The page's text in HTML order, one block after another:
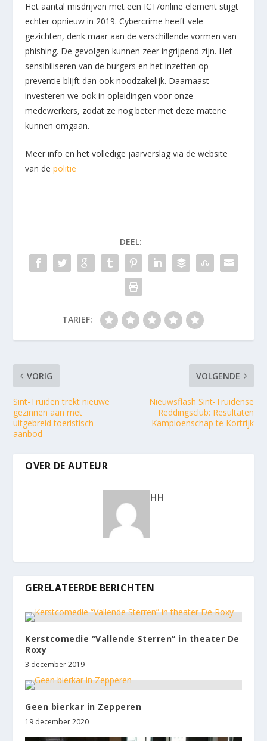
Het aantal misdrijven met een ICT/online element stijgt
echter opnieuw in 2019. Cybercrime heeft vele
gezichten, denk maar aan de verschillende vormen van
phishing. De gevolgen kunnen zeer ingrijpend zijn. Het
sensibiliseren van de burgers en het inzetten op
preventie blijft dan ook noodzakelijk. Daarnaast
investeren we ook in opleidingen voor onze
medewerkers, zodat ze nog beter met deze materie
kunnen omgaan.
Meer info en het volledige jaarverslag via de website
van depolitie
DEEL:
TARIEF:
VORIG
Sint-Truiden trekt nieuwe
gezinnen aan met
uitgebreid toeristisch
aanbod
VOLGENDE
Nieuwsflash Sint-Truidense
Reddingsclub: Resultaten
Kampioenschap te Kortrijk
OVER DE AUTEUR
HH
GERELATEERDE BERICHTEN
Kerstcomedie “Vallende Sterren” in theater De
Roxy
3 december 2019
Geen bierkar in Zepperen
19 december 2020